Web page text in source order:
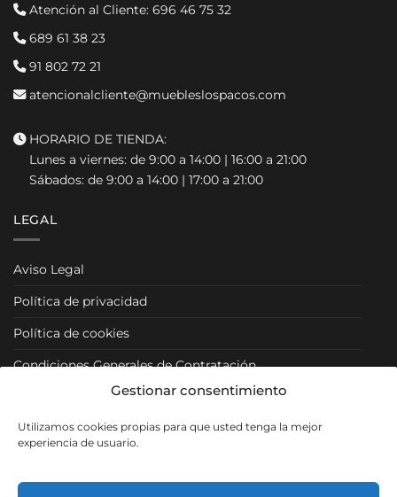
Gestionar consentimiento
Utilizamos cookies propias para que usted tenga la mejor
experiencia de usuario.
Atención al Cliente: 696 46 75 32
689 61 38 23
91 802 72 21
atencionalcliente@muebleslospacos.com
HORARIO DE TIENDA:
Lunes a viernes: de 9:00 a 14:00 | 16:00 a 21:00
Sábados: de 9:00 a 14:00 | 17:00 a 21:00
LEGAL
Aviso Legal
Política de privacidad
Política de cookies
Condiciones Generales de Contratación
Condiciones Particulares
Política de Venta y Cancelación/Devolución